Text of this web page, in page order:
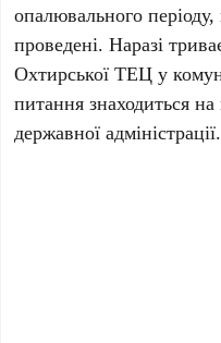
опалювального періоду,
проведені. Наразі
Охтирської ТЕЦ у
питання знаходиться
державної адміністрації.